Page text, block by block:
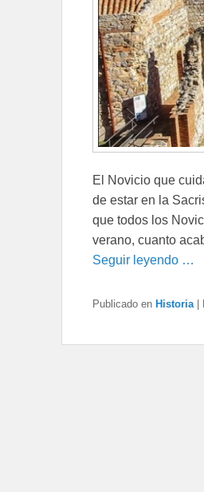
El Novicio que
de estar en la
que todos los
verano, cuanto
Seguir leyendo …
Publicado en Historia |